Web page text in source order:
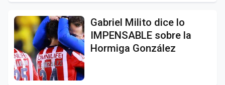
Gabriel Milito dice lo
IMPENSABLE sobre la
Hormiga González